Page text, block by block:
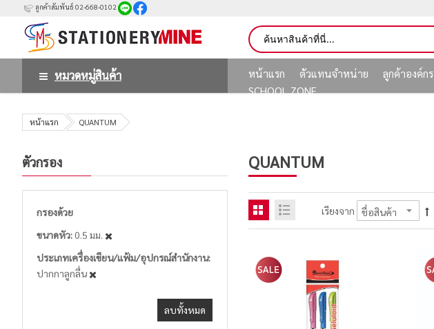
ลูกค้าสัมพันธ์ 02-668-0102
หมวดหมู่สินค้า หน้าแรก ตัวแทนจำหน่าย ลูกค้าองค์กร
SCHOOL ZONE
หน้าแรก QUANTUM
QUANTUM
เรียงจาก
ตัวกรอง
กรองด้วย
ขนาดหัว 0.5 มม.
ประเภทเครื่องเขียน/แฟ้ม/อุปกรณ์สำนักงาน
ปากกาลูกลื่น
ลบทั้งหมด